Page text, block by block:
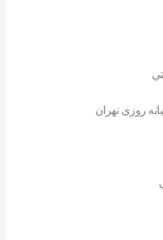
روزی تهران